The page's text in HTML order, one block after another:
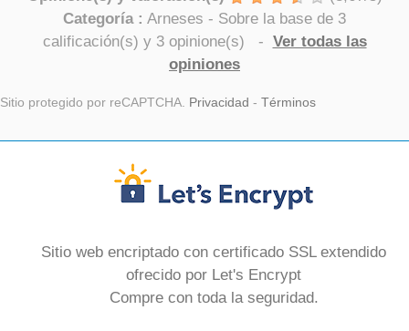
Categoría : Arneses - Sobre la base de 3
calificación(s) y 3opinione(s) - Ver todas las
opiniones
Sitio protegido por reCAPTCHA. Privacidad - Términos
Sitio web encriptado con certificado SSL extendido
ofrecido por Let's Encrypt
Compre con toda la seguridad.